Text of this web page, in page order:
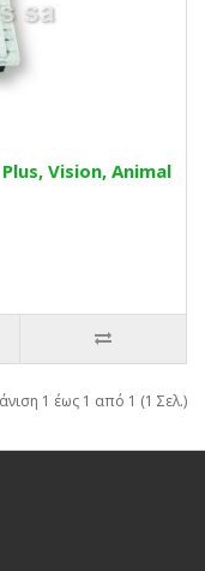
Vision, Animal
1 έως 1 από 1 (1 Σελ.)